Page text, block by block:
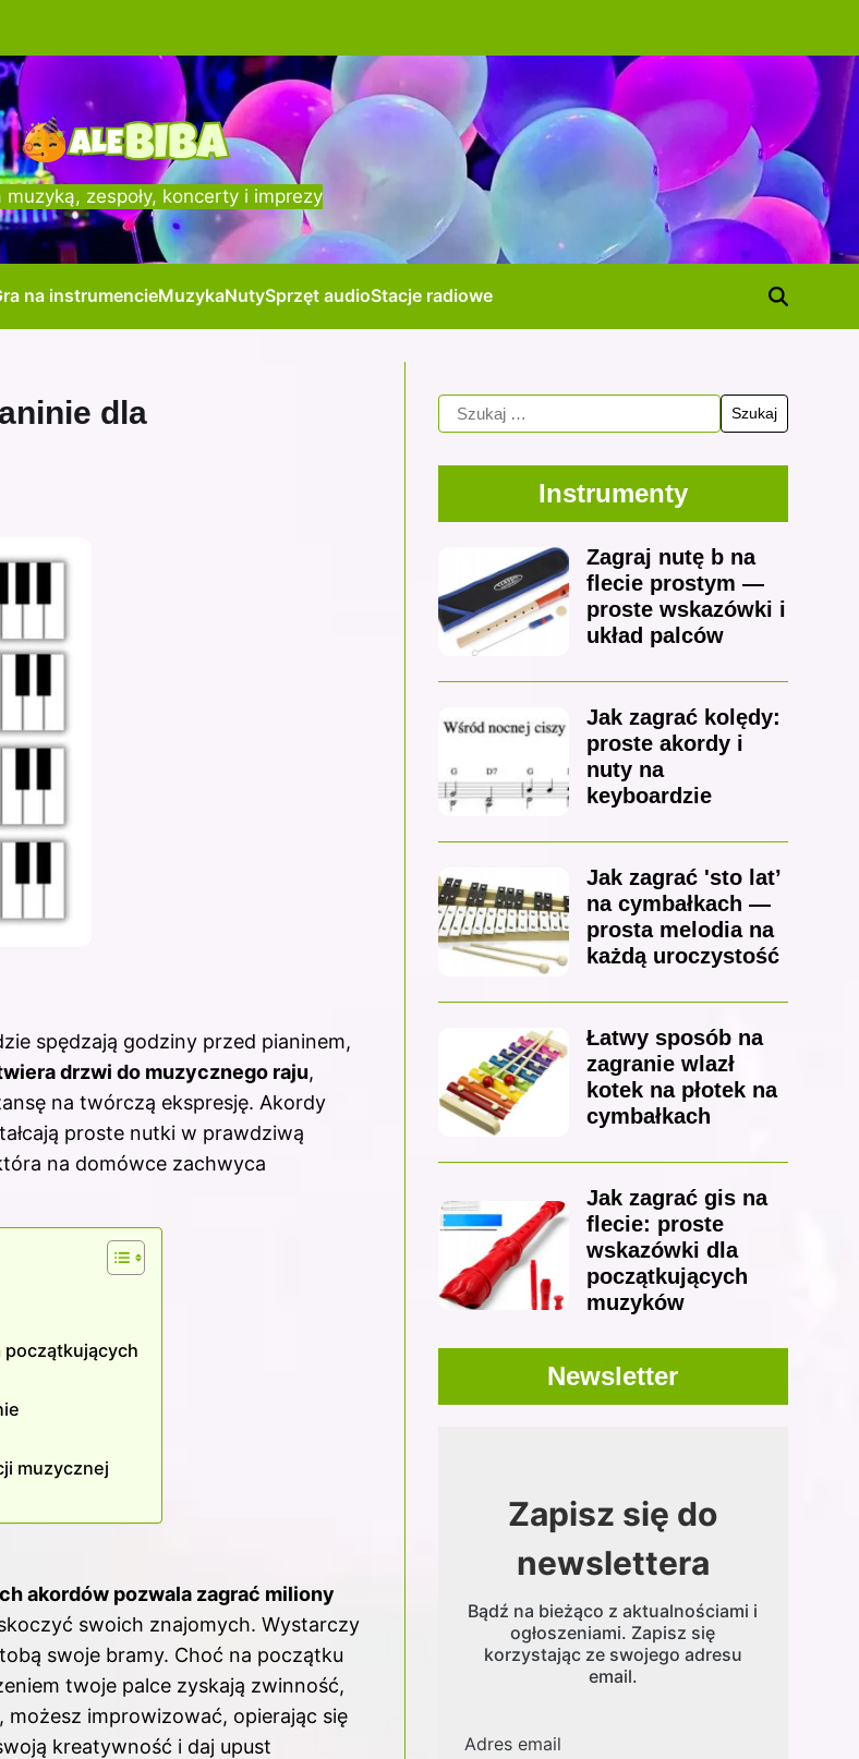
muzyką, zespoły, koncerty i imprezy
na instrumencieMuzykaNutySprzęt audioStacje radiowe
dla
spędzają godziny przed pianinem,
drzwi do muzycznego raju,
na twórczą ekspresję. Akordy
proste nutki w prawdziwą
na domówce zachwyca
początkujących
muzycznej
akordów pozwala zagrać miliony
swoich znajomych. Wystarczy
swoje bramy. Choć na początku
twoje palce zyskają zwinność,
możesz improwizować, opierając się
kreatywność i daj upust
Instrumenty
Zagraj nutę b na
flecie prostym —
proste wskazówki i
układ palców
Jak zagrać kolędy:
proste akordy i
nuty na
keyboardzie
Jak zagrać 'sto lat’
na cymbałkach —
prosta melodia na
każdą uroczystość
Łatwy sposób na
zagranie wlazł
kotek na płotek na
cymbałkach
Jak zagrać gis na
flecie: proste
wskazówki dla
początkujących
muzyków
Newsletter
Zapisz się do
newslettera
Bądź na bieżąco z aktualnościami i
ogłoszeniami. Zapisz się
korzystając ze swojego adresu
email.
Adres email